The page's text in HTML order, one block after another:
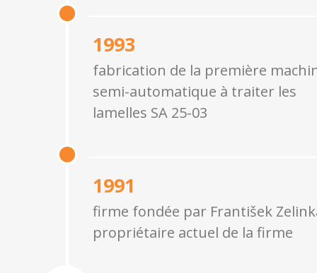
1993
fabrication de la première
semi-automatique à traiter les
lamelles SA 25-03
1991
firme fondée par František
propriétaire actuel de la firme